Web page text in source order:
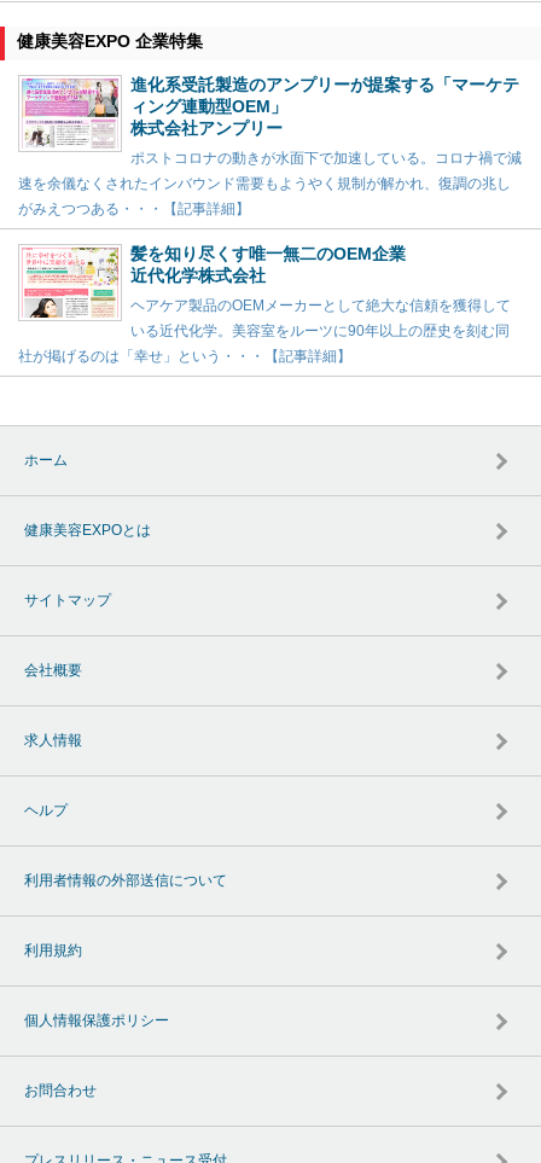
健康美容EXPO 企業特集
進化系受託製造のアンプリーが提案する「マーケテ
ィング連動型OEM」
株式会社アンプリー
ポストコロナの動きが水面下で加速している。コロナ禍で減
速を余儀なくされたインバウンド需要もようやく規制が解かれ、復調の兆し
がみえつつある・・・【記事詳細】
髪を知り尽くす唯一無二のOEM企業
近代化学株式会社
ヘアケア製品のOEMメーカーとして絶大な信頼を獲得して
いる近代化学。美容室をルーツに90年以上の歴史を刻む同
社が掲げるのは「幸せ」という・・・【記事詳細】
ホーム
健康美容EXPOとは
サイトマップ
会社概要
求人情報
ヘルプ
利用者情報の外部送信について
利用規約
個人情報保護ポリシー
お問合わせ